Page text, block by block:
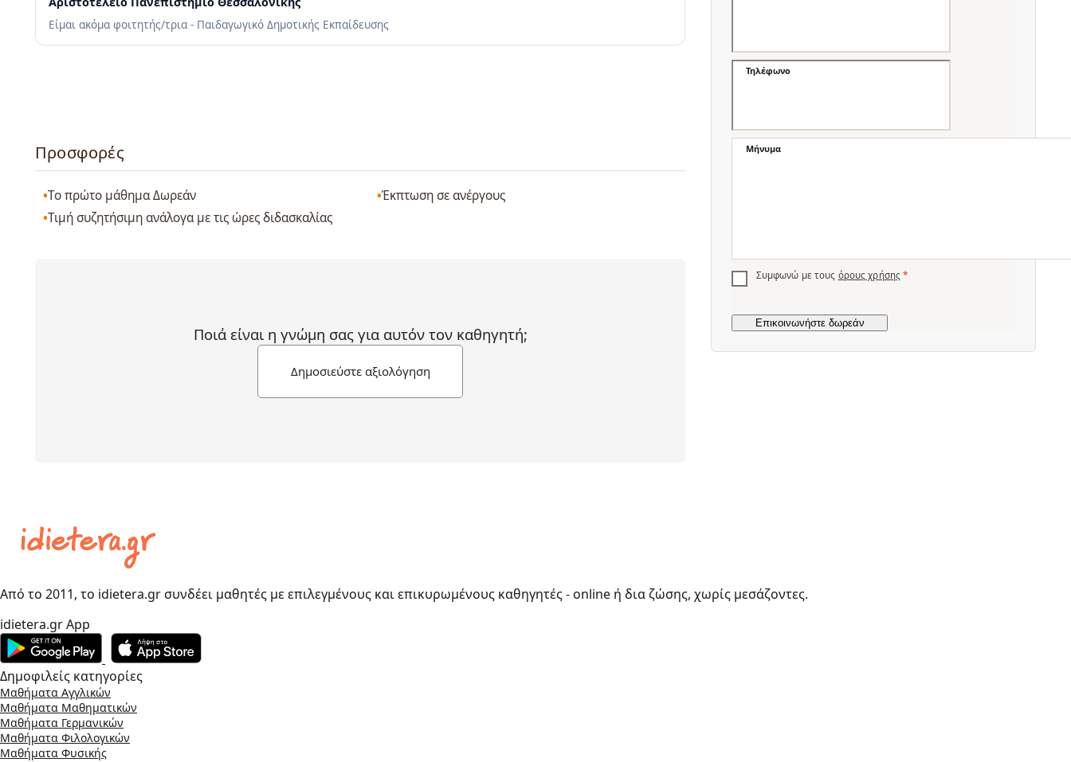
Είμαι ακόμα φοιτητής/τρια - Παιδαγωγικό Δημοτικής Εκπαίδευσης
Προσφορές
Το πρώτο μάθημα Δωρεάν
Έκπτωση σε ανέργους
Τιμή συζητήσιμη ανάλογα με τις ώρες διδασκαλίας
Ποιά είναι η γνώμη σας για αυτόν τον καθηγητή;
Δημοσιεύστε αξιολόγηση
Τηλέφωνο
Μήνυμα
Συμφωνώ με τους όρους χρήσης *
Από το 2011, το idietera.gr συνδέει μαθητές με επιλεγμένους και επικυρωμένους καθηγητές - online ή δια ζώσης, χωρίς μεσάζοντες.
idietera.gr App
Δημοφιλείς κατηγορίες
Μαθήματα Αγγλικών
Μαθήματα Μαθηματικών
Μαθήματα Γερμανικών
Μαθήματα Φιλολογικών
Μαθήματα Φυσικής